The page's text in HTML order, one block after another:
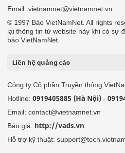
Email: vietnamnet@vietnamnet.vn
© 1997 Báo VietNamNet. All rights
lại thông tin từ website này khi có sự
báo VietNamNet.
Liên hệ quảng cáo
Công ty Cổ phần Truyền thông
Hotline: 0919405885 (Hà Nội) -
Email: contact@vietnamnet.vn
Báo giá: http://vads.vn
Hỗ trợ kỹ thuật: